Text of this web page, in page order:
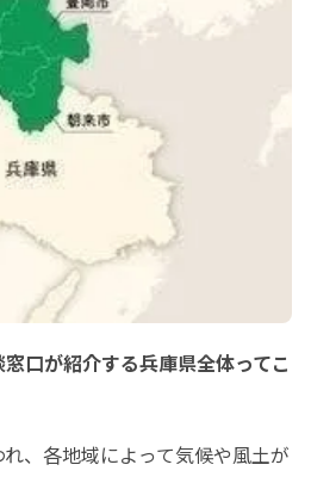
口が紹介する兵庫県全体ってこ
、各地域によって気候や風土が